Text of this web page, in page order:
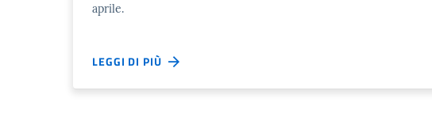
aprile.
LEGGI DI PIÙ